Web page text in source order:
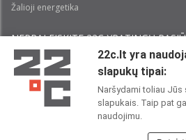
Žalioji energetika
NEPRALEISKITE 22С YPATINGŲ
Perskaičiau ir sutinku su 22C
22c.lt yra
slapukų tipai:
Naršydami toliau Jūs
slapukais. Taip pat
naudojimu.